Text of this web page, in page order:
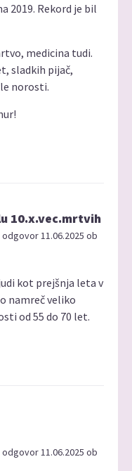
2019. Rekord je bil
medicina tudi.
sladkih pijač,
norosti.
10.x.vec.mrtvih
odgovor 11.06.2025 ob
kot prejšnja leta v
namreč veliko
od 55 do 70 let.
odgovor 11.06.2025 ob